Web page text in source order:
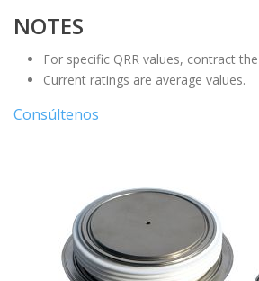
NOTES
For specific QRR values, contract
Current ratings are average values.
Consúltenos